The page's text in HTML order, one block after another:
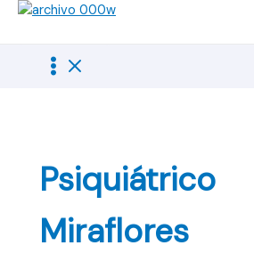
Psiquiátrico
Miraflores